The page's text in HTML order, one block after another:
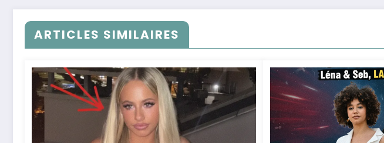
ARTICLES SIMILAIRES